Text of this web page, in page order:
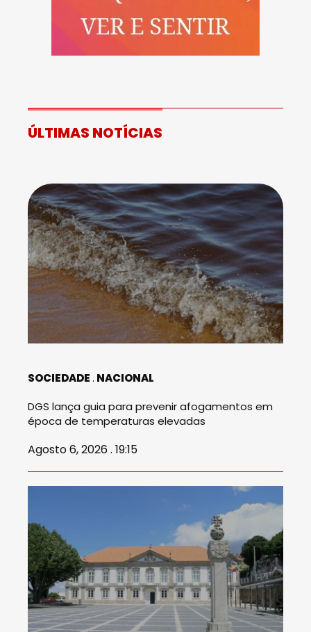
ÚLTIMAS NOTÍCIAS
SOCIEDADE NACIONAL
DGS lança guia para prevenir afogamentos em
época de temperaturas elevadas
Agosto 6, 2026 . 19:15